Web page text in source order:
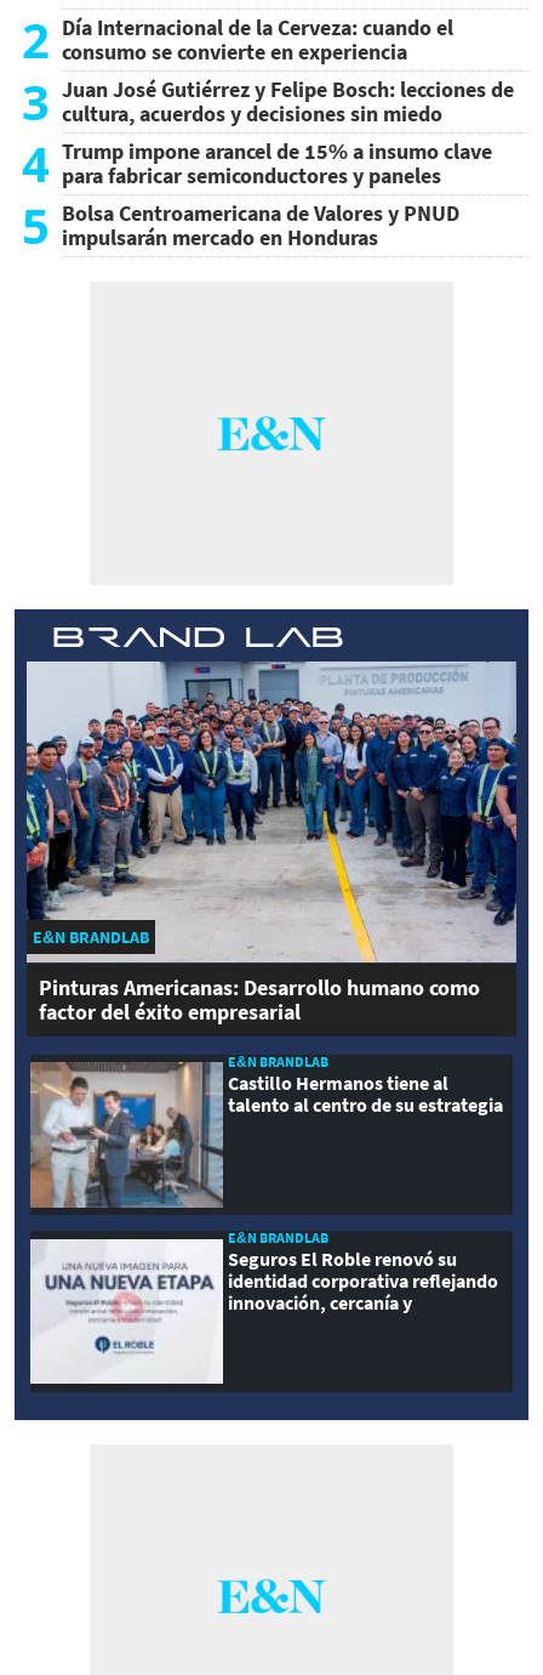
2 Día Internacional de la Cerveza: cuando el
consumo se convierte en experiencia
3 Juan José Gutiérrez y Felipe Bosch: lecciones de
cultura, acuerdos y decisiones sin miedo
4 Trump impone arancel de 15% a insumo clave
para fabricar semiconductores y paneles
5 Bolsa Centroamericana de Valores y PNUD
impulsarán mercado en Honduras
E&N BRANDLAB
Pinturas Americanas: Desarrollo humano como
factor del éxito empresarial
E&N BRANDLAB
Castillo Hermanos tiene al
talento al centro de su estrategia
E&N BRANDLAB
Seguros El Roble renovó su
identidad corporativa reflejando
innovación, cercanía y